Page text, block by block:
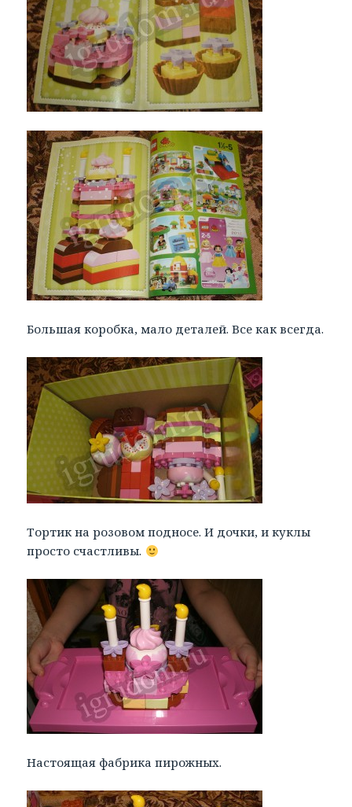
Большая коробка, мало деталей. Все как всегда.
Тортик на розовом подносе. И дочки, и куклы
просто счастливы.
Настоящая фабрика пирожных.